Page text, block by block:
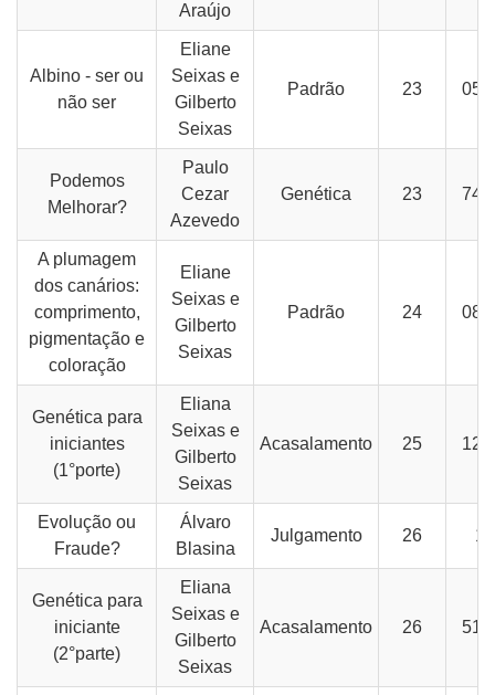
Araújo
Albino - ser ou
não ser
Eliane
Seixas e
Gilberto
Seixas
Padrão 23 05-
Podemos
Melhorar?
Paulo
Cezar
Azevedo
Genética 23 74-
A plumagem
dos canários:
comprimento,
pigmentação e
coloração
Eliane
Seixas e
Gilberto
Seixas
Padrão 24 08-
Genética para
iniciantes
(1°porte)
Eliana
Seixas e
Gilberto
Seixas
Acasalamento 25 12-
Evolução ou
Fraude?
Álvaro
Blasina
Julgamento 26 10
Genética para
iniciante
(2°parte)
Eliana
Seixas e
Gilberto
Seixas
Acasalamento 26 51-